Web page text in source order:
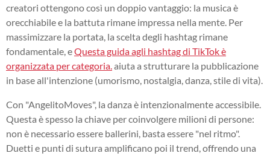
creatori ottengono così un doppio vantaggio: la musica è
orecchiabile e la battuta rimane impressa nella mente. Per
massimizzare la portata, la scelta degli hashtag rimane
fondamentale, eQuesta guida agli hashtag di TikTok è
organizzata per categoria.aiuta a strutturare la pubblicazione
in base all'intenzione (umorismo, nostalgia, danza, stile di vita).
Con "AngelitoMoves", la danza è intenzionalmente accessibile.
Questa è spesso la chiave per coinvolgere milioni di persone:
non è necessario essere ballerini, basta essere "nel ritmo".
Duetti e punti di sutura amplificano poi il trend, offrendo una